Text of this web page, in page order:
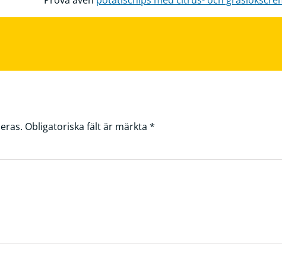
Obligatoriska fält är märkta *